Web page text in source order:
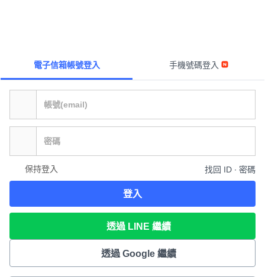
電子信箱帳號登入 手機號碼登入
保持登入 找回 ID ∙ 密碼
登入
透過 LINE 繼續
透過 Google 繼續